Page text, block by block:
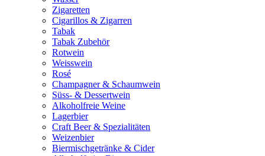
Zigaretten
Cigarillos & Zigarren
Tabak
Tabak Zubehör
Rotwein
Weisswein
Rosé
Champagner & Schaumwein
Süss- & Dessertwein
Alkoholfreie Weine
Lagerbier
Craft Beer & Spezialitäten
Weizenbier
Biermischgetränke & Cider